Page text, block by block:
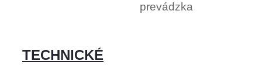
prevádzka
TECHNICKÉ